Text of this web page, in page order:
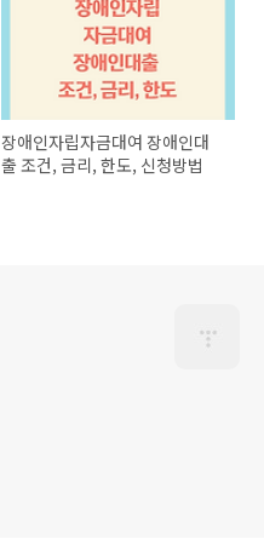
장애인자립자금대여 장애인대
출 조건, 금리, 한도, 신청방법